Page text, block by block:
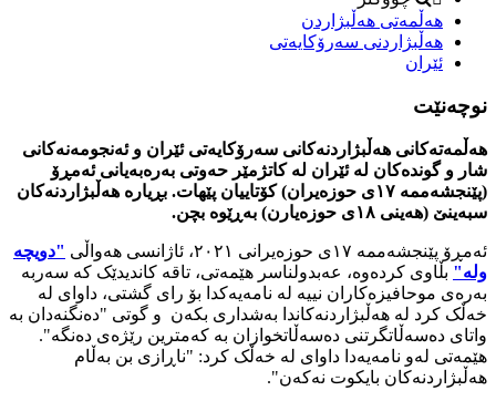
هه‌ڵمه‌تى هه‌ڵبژاردن
هه‌ڵبژاردنى سه‌رۆكایه‌تى
ئێران
نوچه‌نێت
هەڵمەتەکانی هەڵبژاردنەکانی سەرۆكایه‌تى ئێران و ئەنجومەنەکانی
شار و گوندەکان لە ئێران لە کاتژمێر حه‌وتى بەرەبەیانی ئەمڕۆ
(پێنجشەممە ١٧ی حوزەیران) کۆتاییان پێهات. بڕیارە هەڵبژاردنەکان
سبەینێ (هەینی ١٨ی حوزەیارن) بەڕێوە بچن.
ئەمڕۆ پێنجشەممە ١٧ی حوزەیرانی ٢٠٢١، ئاژانسی هەواڵی
"دویچە
ولە" بڵاوی کردەوە، عەبدولناسر هێمەتی، تاقە کاندیدێک کە سەربە
بەرەی موحافیزەکاران نییە لە نامەیەکدا بۆ رای گشتی، داوای لە
خەڵک کرد لە هەڵبژاردنەکاندا بەشداری بکەن و گوتی "دەنگنەدان بە
واتای دەسەڵاتگرتنی دەسەڵاتخوازان بە کەمترین رێژەی دەنگە".
هێمەتی لەو نامەیەدا داوای لە خەڵک کرد: "ناڕازی بن بەڵام
هەڵبژاردنەکان بایکوت نەکەن".